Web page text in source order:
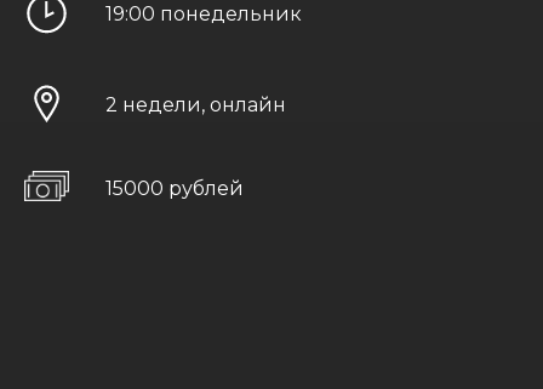
19:00 понедельник
2 недели, онлайн
15000 рублей